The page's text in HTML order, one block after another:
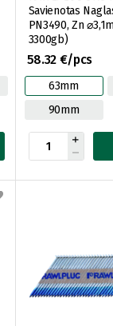
Savienotas
PN3490, Zn
3300gb)
58.32 €/pcs
63mm
90mm